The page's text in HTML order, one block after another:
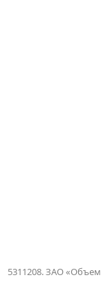
5311208. ЗАО